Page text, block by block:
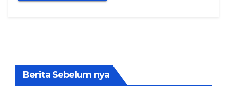
Berita Sebelum nya